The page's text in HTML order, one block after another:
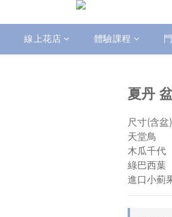
線上花店 體驗課程
夏丹
尺寸(含
天堂鳥
木瓜千代
綠巴西葉
進口小薊